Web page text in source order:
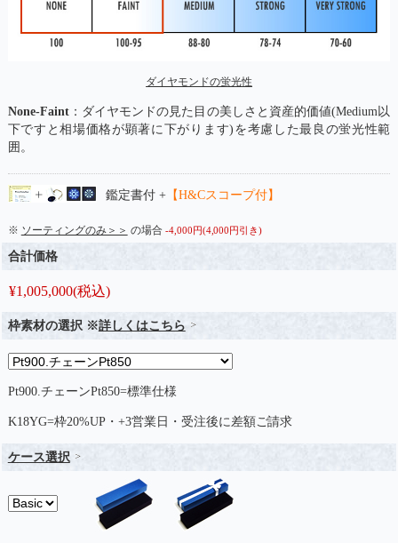
ダイヤモンドの蛍光性
None-Faint：ダイヤモンドの見た目の美しさと資産的価値(Medium以
下ですと相場価格が顕著に下がります)を考慮した最良の蛍光性範
囲。
鑑定書付 +【H&Cスコープ付】
※ ソーティングのみ＞＞ の場合 -4,000円(4,000円引き)
合計価格
¥1,005,000(税込)
枠素材の選択 ※詳しくはこちら
Pt900.チェーンPt850=標準仕様
K18YG=枠20%UP・+3営業日・受注後に差額ご請求
ケース選択